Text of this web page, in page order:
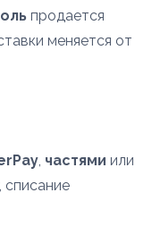
продается
меняется от
, частями или
, списание